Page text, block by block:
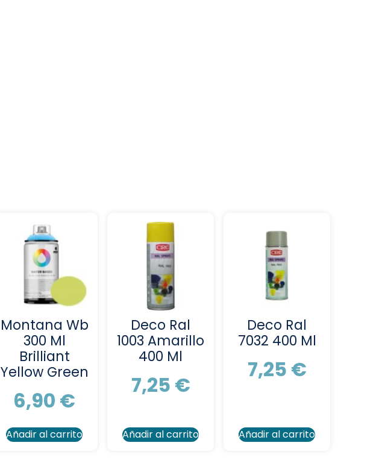
Montana Wb
300 Ml
Brilliant
Yellow Green
6,90 €
Añadir al carrito
Deco Ral
1003 Amarillo
400 Ml
7,25 €
Añadir al carrito
Deco Ral
7032 400 Ml
7,25 €
Añadir al carrito